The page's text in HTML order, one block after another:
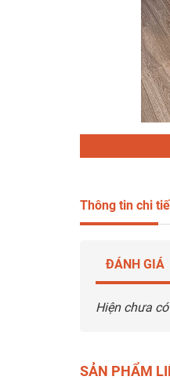
Thông tin chi
ĐÁNH GIÁ
Hiện chưa
SẢN PHẨM